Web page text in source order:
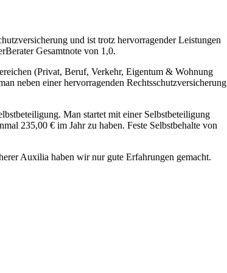
und ist trotz hervorragender Leistungen
Gesamtnote von 1,0.
(Privat, Beruf, Verkehr, Eigentum & Wohnung
neben einer hervorragenden Rechtsschutzversicherung
Man startet mit einer Selbstbeteiligung
235,00 € im Jahr zu haben. Feste Selbstbehalte von
Auxilia haben wir nur gute Erfahrungen gemacht.